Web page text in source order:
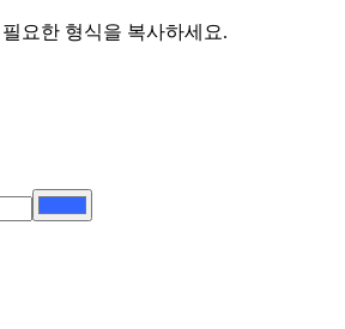
요한 형식을 복사하세요.